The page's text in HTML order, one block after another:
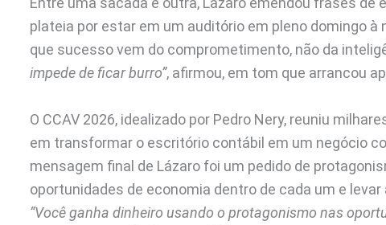
plateia por estar em um auditório em pleno domingo à
que sucesso vem do comprometimento, não da
impede de ficar burro”, afirmou, em tom que arrancou
O CCAV 2026, idealizado por Pedro Nery, reuniu
em transformar o escritório contábil em um negócio
mensagem final de Lázaro foi um pedido de
oportunidades de economia dentro de cada um e
“Você ganha dinheiro usando o protagonismo nas